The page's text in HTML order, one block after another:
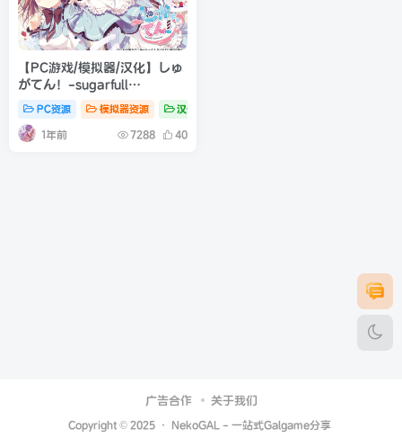
【PC游戏/模拟器/汉化】しゅ
がてん！-sugarfull
tempering-（甜糖热恋! / 糖
调!）
PC资源 模拟器资源 汉化资源
1年前 7288 40
广告合作 关于我们
Copyright © 2025 · NekoGAL - 一站式Galgame分享